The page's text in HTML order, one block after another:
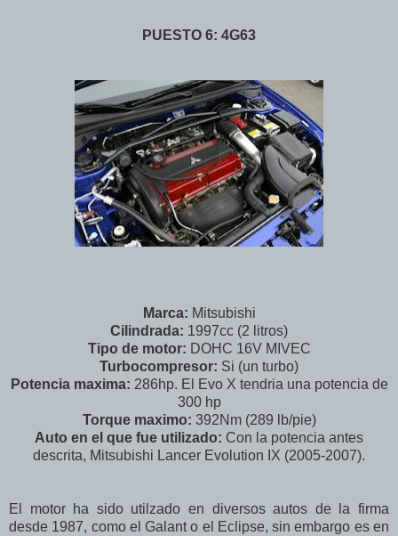
PUESTO 6: 4G63
Marca: Mitsubishi
Cilindrada: 1997cc (2 litros)
Tipo de motor: DOHC 16V MIVEC
Turbocompresor: Si (un turbo)
Potencia maxima: 286hp. El Evo X tendria una potencia de
300 hp
Torque maximo: 392Nm (289 lb/pie)
Auto en el que fue utilizado: Con la potencia antes
descrita, Mitsubishi Lancer Evolution IX (2005-2007).
El motor ha sido utilzado en diversos autos de la firma
desde 1987, como el Galant o el Eclipse, sin embargo es en